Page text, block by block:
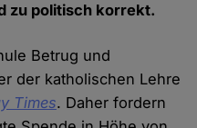
zu politisch korrekt.
Betrug und
der katholischen Lehre
Times. Daher fordern